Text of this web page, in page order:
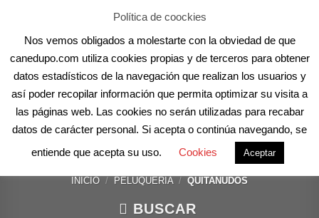
content
Aula Online Contacto Registro
Quitanudos
INICIO / PELUQUERÍA / QUITANUDOS
BUSCAR
Política de coockies
Nos vemos obligados a molestarte con la obviedad de que
canedupo.com utiliza cookies propias y de terceros para obtener
datos estadísticos de la navegación que realizan los usuarios y
así poder recopilar información que permita optimizar su visita a
las páginas web. Las cookies no serán utilizadas para recabar
datos de carácter personal. Si acepta o continúa navegando, se
entiende que acepta su uso.
Cookies Aceptar